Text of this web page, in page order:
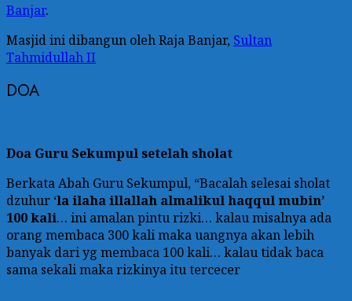
Banjar.
Masjid ini dibangun oleh Raja Banjar, Sultan
Tahmidullah II
DOA
Doa Guru Sekumpul setelah sholat
Berkata Abah Guru Sekumpul, “Bacalah selesai sholat
dzuhur ‘la ilaha illallah almalikul haqqul mubin’
100 kali… ini amalan pintu rizki… kalau misalnya ada
orang membaca 300 kali maka uangnya akan lebih
banyak dari yg membaca 100 kali… kalau tidak baca
sama sekali maka rizkinya itu tercecer